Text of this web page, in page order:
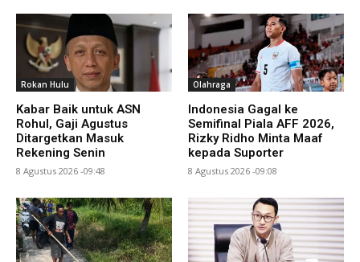
Rokan Hulu
Kabar Baik untuk ASN
Rohul, Gaji Agustus
Ditargetkan Masuk
Rekening Senin
8 Agustus 2026 -09:48
Olahraga
Indonesia Gagal ke
Semifinal Piala AFF 2026,
Rizky Ridho Minta Maaf
kepada Suporter
8 Agustus 2026 -09:08